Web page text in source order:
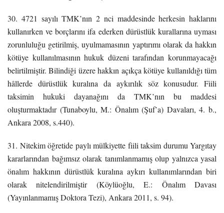
30. 4721 sayılı TMK’nın 2 nci maddesinde herkesin haklarını
kullanırken ve borçlarını ifa ederken dürüstlük kurallarına uyması
zorunluluğu getirilmiş, uyulmamasının yaptırımı olarak da hakkın
kötüye kullanılmasının hukuk düzeni tarafından korunmayacağı
belirtilmiştir. Bilindiği üzere hakkın açıkça kötüye kullanıldığı tüm
hâllerde dürüstlük kuralına da aykırılık söz konusudur. Fiili
taksimin hukuki dayanağını da TMK’nın bu maddesi
oluşturmaktadır (Tunaboylu, M.: Önalım (Şuf’a) Davaları, 4. b.,
Ankara 2008, s.440).
31. Nitekim öğretide paylı mülkiyette fiili taksim durumu Yargıtay
kararlarından bağımsız olarak tanımlanmamış olup yalnızca yasal
önalım hakkının dürüstlük kuralına aykırı kullanımlarından biri
olarak nitelendirilmiştir (Köylüoğlu, E.: Önalım Davası
(Yayınlanmamış Doktora Tezi), Ankara 2011, s. 94).